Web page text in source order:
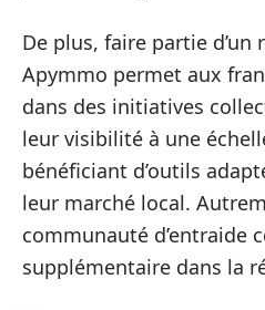
De plus, faire partie d’un
Apymmo permet aux
dans des initiatives
leur visibilité à une
bénéficiant d’outils
leur marché local.
communauté d’entraide
supplémentaire dans la